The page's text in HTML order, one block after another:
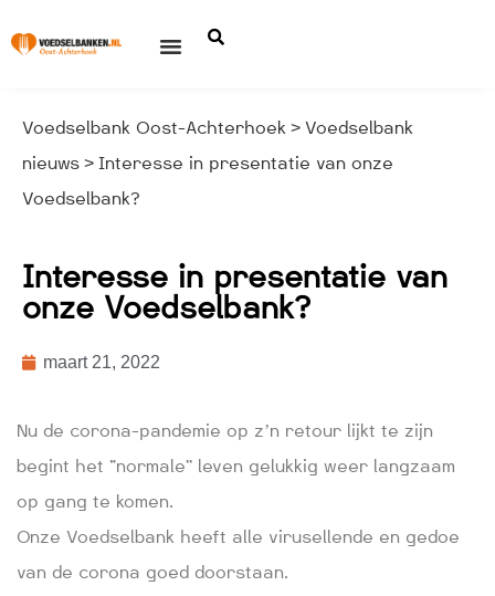
Voedselbank Oost-Achterhoek > Voedselbank
nieuws > Interesse in presentatie van onze
Voedselbank?
Interesse in presentatie van
onze Voedselbank?
maart 21, 2022
Nu de corona-pandemie op z’n retour lijkt te zijn
begint het “normale” leven gelukkig weer langzaam
op gang te komen.
Onze Voedselbank heeft alle virusellende en gedoe
van de corona goed doorstaan.